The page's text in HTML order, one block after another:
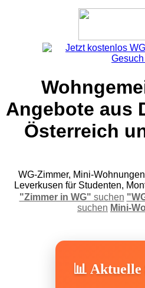
Angebote aus
Österreich
WG-Zimmer, Mini-
Leverkusen für Studenten,
"Zimmer in WG" suchen
suchen Mini-
📊